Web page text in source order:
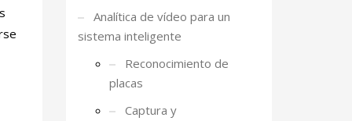
Analítica de vídeo para un
sistema inteligente
Reconocimiento de
placas
Captura y